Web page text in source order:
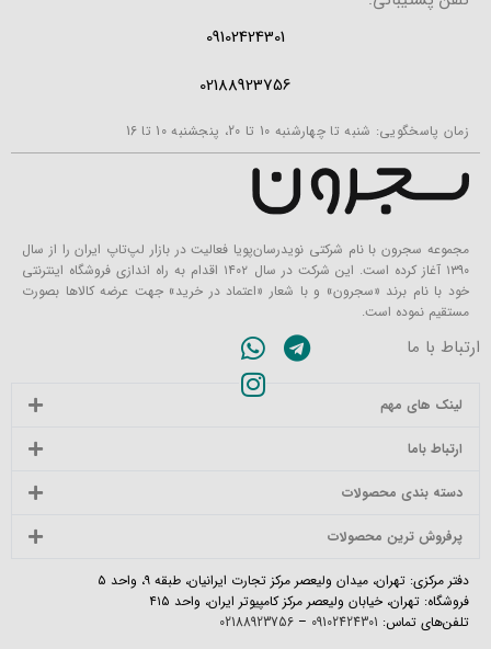
09102424301
02188923756
زمان پاسخگویی: شنبه تا چهارشنبه 10 تا 20، پنجشنبه 10 تا 16
مجموعه سجرون با نام شرکتی نویدرسان‌پویا فعالیت در بازار لپ‌تاپ ایران را از سال
۱۳۹۰ آغاز کرده است. این شرکت در سال ۱۴۰۲ اقدام به راه اندازی فروشگاه اینترنتی
خود با نام برند «سجرون» و با شعار «اعتماد در خرید» جهت عرضه کالاها بصورت
مستقیم نموده است.
ارتباط با ما
لینک های مهم
ارتباط باما
دسته بندی محصولات
پرفروش ترین محصولات
دفتر مرکزی: تهران، میدان ولیعصر مرکز تجارت ایرانیان، طبقه ۹، واحد ۵
فروشگاه: تهران، خیابان ولیعصر مرکز کامپیوتر ایران، واحد ۴۱۵
تلفن‌های تماس: 09102424301
–
02188923756